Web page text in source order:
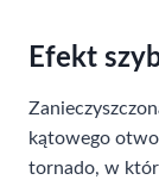
Efekt
kątowego
tornado, w